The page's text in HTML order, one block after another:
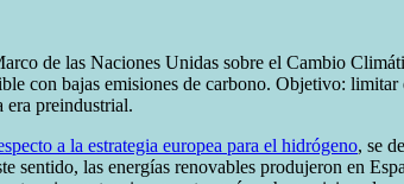
de las Naciones Unidas sobre el Cambio
con bajas emisiones de carbono. Objetivo:
era preindustrial.
a la estrategia europea para el hidrógeno, se
las energías renovables produjeron en